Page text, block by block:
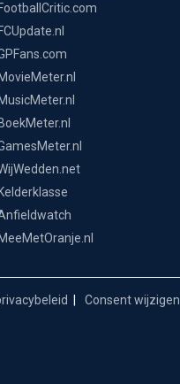
FootballCritic.com
FCUpdate.nl
MovieMeter.nl
MusicMeter.nl
BoekMeter.nl
Kelderklasse
MeeMetOranje.nl
Consent wijzigen